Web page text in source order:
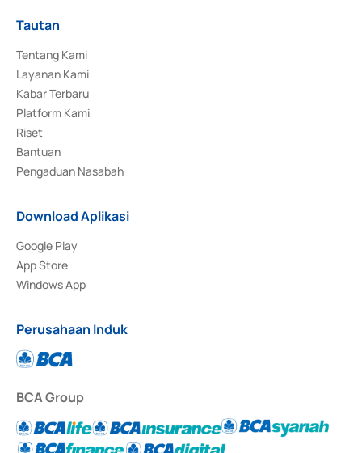
Tautan
Tentang Kami
Layanan Kami
Kabar Terbaru
Platform Kami
Riset
Bantuan
Pengaduan Nasabah
Download Aplikasi
Google Play
App Store
Windows App
Perusahaan Induk
BCA Group